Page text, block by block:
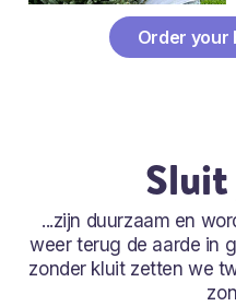
Order your
Sluit
...zijn duurzaam en
weer terug de aarde in
zonder kluit zetten we